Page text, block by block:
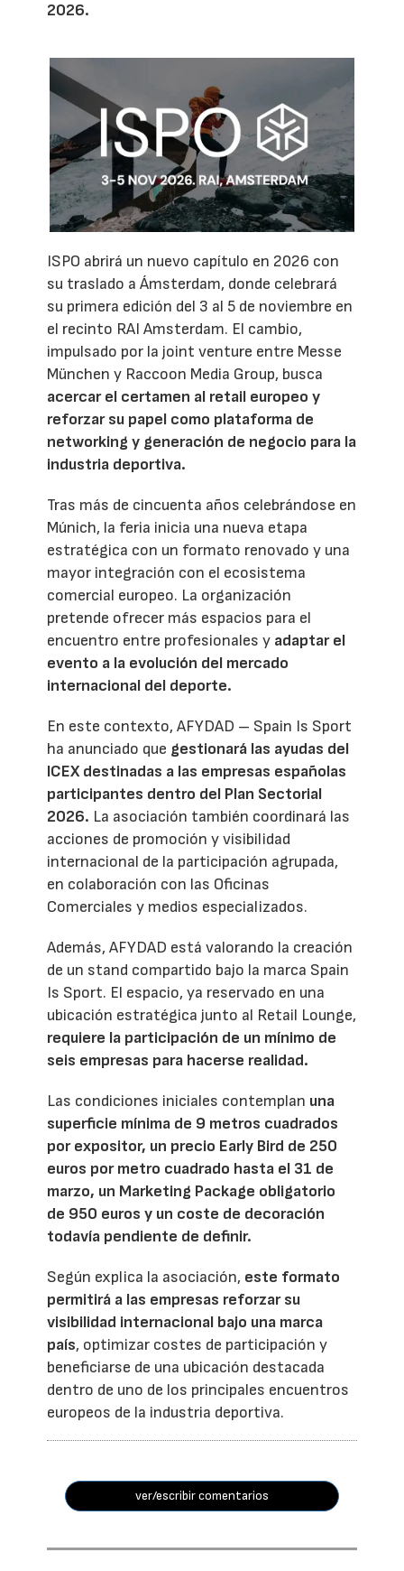
2026.
ISPO abrirá un nuevo capítulo en 2026 con
su traslado a Ámsterdam, donde celebrará
su primera edición del 3 al 5 de noviembre en
el recinto RAI Amsterdam. El cambio,
impulsado por la joint venture entre Messe
München y Raccoon Media Group, busca
acercar el certamen al retail europeo y
reforzar su papel como plataforma de
networking y generación de negocio para la
industria deportiva.
Tras más de cincuenta años celebrándose en
Múnich, la feria inicia una nueva etapa
estratégica con un formato renovado y una
mayor integración con el ecosistema
comercial europeo. La organización
pretende ofrecer más espacios para el
encuentro entre profesionales y adaptar el
evento a la evolución del mercado
internacional del deporte.
En este contexto, AFYDAD – Spain Is Sport
ha anunciado que gestionará las ayudas del
ICEX destinadas a las empresas españolas
participantes dentro del Plan Sectorial
2026. La asociación también coordinará las
acciones de promoción y visibilidad
internacional de la participación agrupada,
en colaboración con las Oficinas
Comerciales y medios especializados.
Además, AFYDAD está valorando la creación
de un stand compartido bajo la marca Spain
Is Sport. El espacio, ya reservado en una
ubicación estratégica junto al Retail Lounge,
requiere la participación de un mínimo de
seis empresas para hacerse realidad.
Las condiciones iniciales contemplan una
superficie mínima de 9 metros cuadrados
por expositor, un precio Early Bird de 250
euros por metro cuadrado hasta el 31 de
marzo, un Marketing Package obligatorio
de 950 euros y un coste de decoración
todavía pendiente de definir.
Según explica la asociación, este formato
permitirá a las empresas reforzar su
visibilidad internacional bajo una marca
país, optimizar costes de participación y
beneficiarse de una ubicación destacada
dentro de uno de los principales encuentros
europeos de la industria deportiva.
ver/escribir comentarios